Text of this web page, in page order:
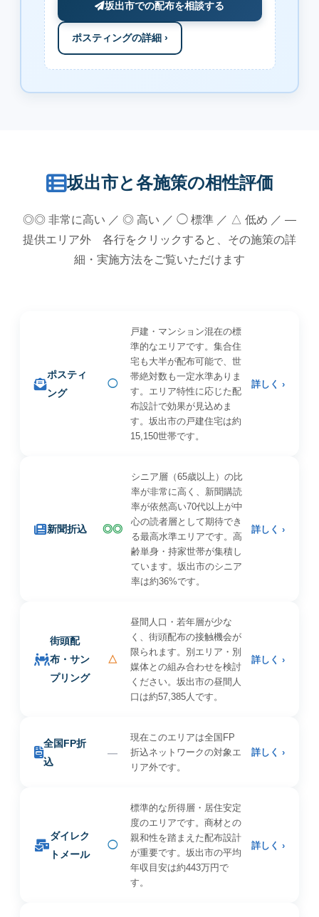
坂出市での配布を相談する
ポスティングの詳細 ›
坂出市と各施策の相性評価
◎◎ 非常に高い ／ ◎ 高い ／ ◯ 標準 ／ △ 低め ／ —
提供エリア外 各行をクリックすると、その施策の詳
細・実施方法をご覧いただけます
ポスティ
ング
◯
戸建・マンション混在の標
準的なエリアです。集合住
宅も大半が配布可能で、世
帯絶対数も一定水準ありま
す。エリア特性に応じた配
布設計で効果が見込めま
す。坂出市の戸建住宅は約
15,150世帯です。
詳しく ›
新聞折込 ◎◎
シニア層（65歳以上）の比
率が非常に高く、新聞購読
率が依然高い70代以上が中
心の読者層として期待でき
る最高水準エリアです。高
齢単身・持家世帯が集積し
ています。坂出市のシニア
率は約36%です。
詳しく ›
街頭配
布・サン
プリング
△
昼間人口・若年層が少な
く、街頭配布の接触機会が
限られます。別エリア・別
媒体との組み合わせを検討
ください。坂出市の昼間人
口は約57,385人です。
詳しく ›
全国FP折
込
—
現在このエリアは全国FP
折込ネットワークの対象エ
リア外です。
詳しく ›
ダイレク
トメール
◯
標準的な所得層・居住安定
度のエリアです。商材との
親和性を踏まえた配布設計
が重要です。坂出市の平均
年収目安は約443万円で
す。
詳しく ›